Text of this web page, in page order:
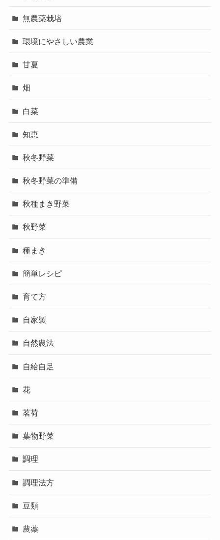
無農薬栽培
環境にやさしい農業
甘夏
畑
白菜
知恵
秋冬野菜
秋冬野菜の準備
秋種まき野菜
秋野菜
種まき
簡単レシピ
育て方
自家製
自然農法
自給自足
花
茗荷
葉物野菜
調理
調理法方
豆類
農薬